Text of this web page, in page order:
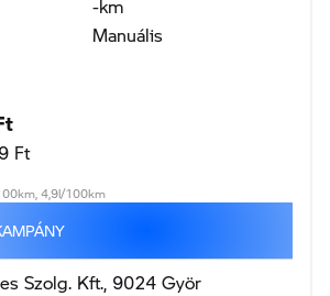
-km
Manuális
Ft
4,9l/100km
Szolg. Kft., 9024 Györ